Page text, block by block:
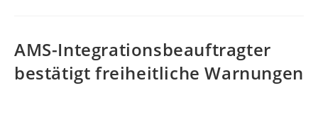
AMS-Integrationsbeauftragter
bestätigt freiheitliche Warnungen